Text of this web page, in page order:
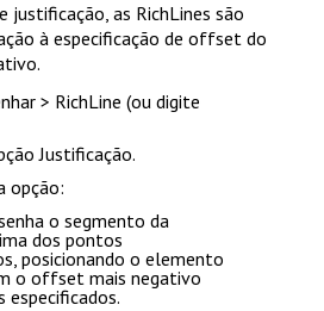
justificação, as RichLines são
à especificação de offset do
> RichLine (ou digite
Justificação.
opção:
o segmento da
dos pontos
posicionando o elemento
o offset mais negativo
especificados.